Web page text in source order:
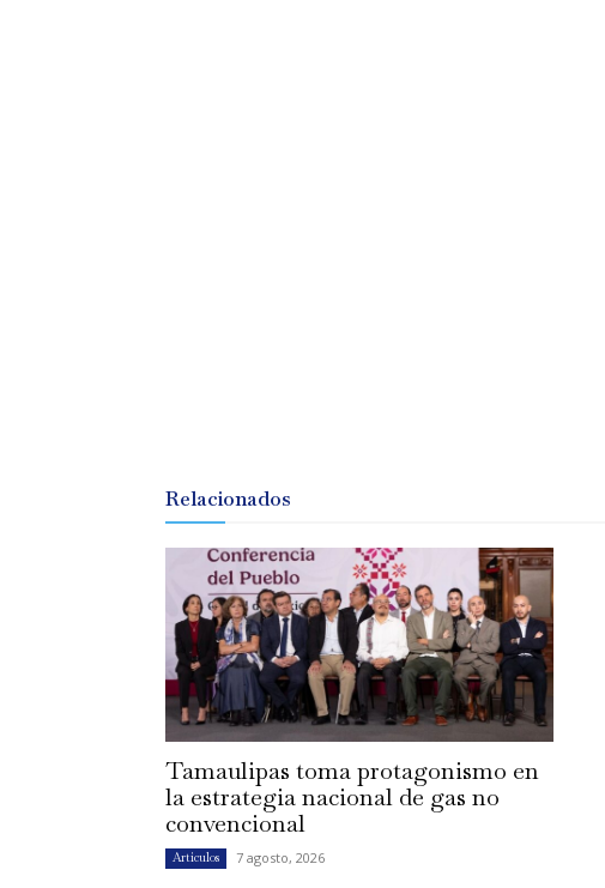
Relacionados
Tamaulipas toma protagonismo en
la estrategia nacional de gas no
convencional
Artículos 7 agosto, 2026